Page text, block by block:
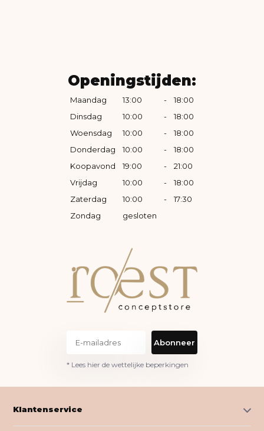
Openingstijden:
Maandag 13:00 -
18:00
Dinsdag
10:00 -
18:00
Woensdag
10:00 -
18:00
Donderdag
10:00 -
18:00
Koopavond
19:00 -
21:00
Vrijdag
10:00 -
18:00
Zaterdag
10:00 -
17:30
Zondag
gesloten
Abonneer
* Lees hier de wettelijke beperkingen
Klantenservice